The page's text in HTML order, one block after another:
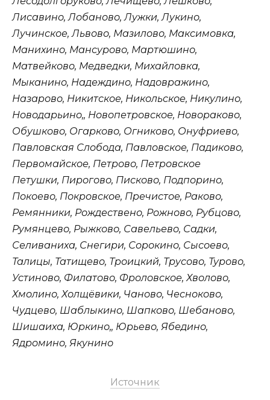
Лисавино, Лобаново, Лужки, Лукино,
Лучинское, Львово, Мазилово, Максимовка,
Манихино, Мансурово, Мартюшино,
Матвейково, Медведки, Михайловка,
Мыканино, Надеждино, Надовражино,
Назарово, Никитское, Никольское, Никулино,
Новодарьино,, Новопетровское, Новораково,
Обушково, Огарково, Огниково, Онуфриево,
Павловская Слобода, Павловское, Падиково,
Первомайское, Петрово, Петровское
Петушки, Пирогово, Писково, Подпорино,
Покоево, Покровское, Пречистое, Раково,
Ремянники, Рождествено, Рожново, Рубцово,
Румянцево, Рыжково, Савельево, Садки,
Селиваниха, Снегири, Сорокино, Сысоево,
Талицы, Татищево, Троицкий, Трусово, Турово,
Устиново, Филатово, Фроловское, Хволово,
Хмолино, Холщёвики, Чаново, Чесноково,
Чудцево, Шаблыкино, Шапково, Шебаново,
Шишаиха, Юркино,, Юрьево, Ябедино,
Ядромино, Якунино
Источник